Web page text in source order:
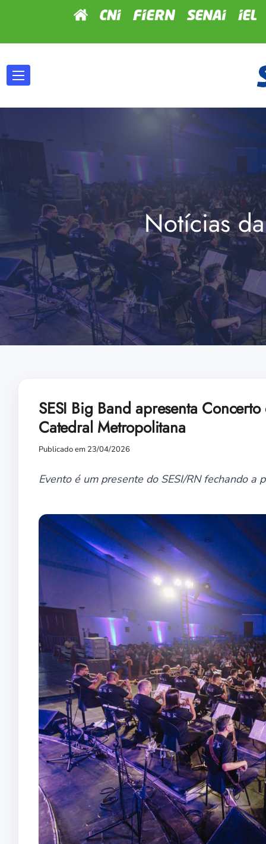
Notícias
SESI Big Band apresenta
Catedral Metropolitana
Publicado em 23/04/2026
Evento é um presente do SESI/RN fechando a